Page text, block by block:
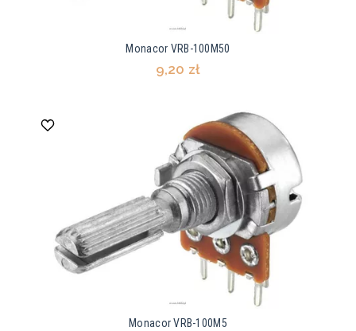
Monacor VRB-100M50
9,20 zł
Monacor VRB-100M5